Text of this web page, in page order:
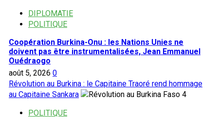
DIPLOMATIE
POLITIQUE
Coopération Burkina-Onu : les Nations Unies ne
doivent pas être instrumentalisées, Jean Emmanuel
Ouédraogo
août 5, 2026 0
Révolution au Burkina : le Capitaine Traoré rend hommage
au Capitaine Sankara
4
POLITIQUE